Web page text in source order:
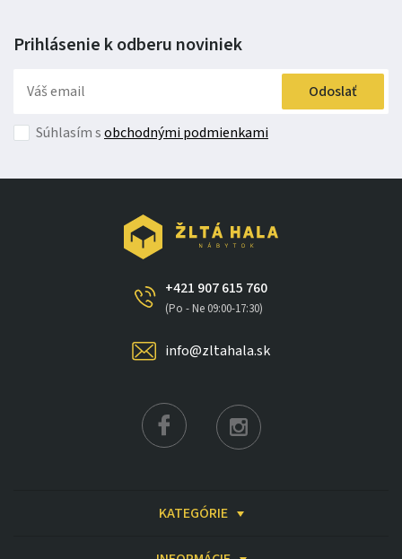
Prihlásenie k odberu noviniek
Odoslať
Súhlasím sobchodnými podmienkami
+421 907 615 760
(Po - Ne 09:00-17:30)
info@zltahala.sk
KATEGÓRIE